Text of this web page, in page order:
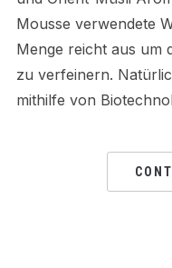
Mousse verwendete
Menge reicht aus um
zu verfeinern.
mithilfe von